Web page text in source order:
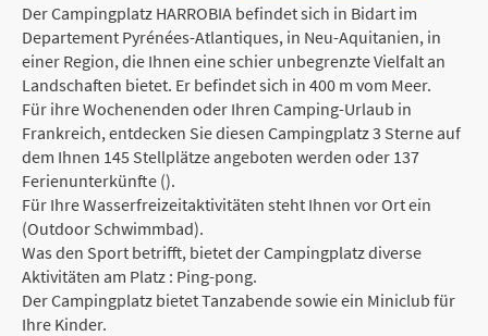
Der Campingplatz HARROBIA befindet sich in Bidart im
Departement Pyrénées-Atlantiques, in Neu-Aquitanien, in
einer Region, die Ihnen eine schier unbegrenzte Vielfalt an
Landschaften bietet. Er befindet sich in 400 m vom Meer.
Für ihre Wochenenden oder Ihren Camping-Urlaub in
Frankreich, entdecken Sie diesen Campingplatz 3 Sterne auf
dem Ihnen 145 Stellplätze angeboten werden oder 137
Ferienunterkünfte ().
Für Ihre Wasserfreizeitaktivitäten steht Ihnen vor Ort ein
(Outdoor Schwimmbad).
Was den Sport betrifft, bietet der Campingplatz diverse
Aktivitäten am Platz : Ping-pong.
Der Campingplatz bietet Tanzabende sowie ein Miniclub für
Ihre Kinder.